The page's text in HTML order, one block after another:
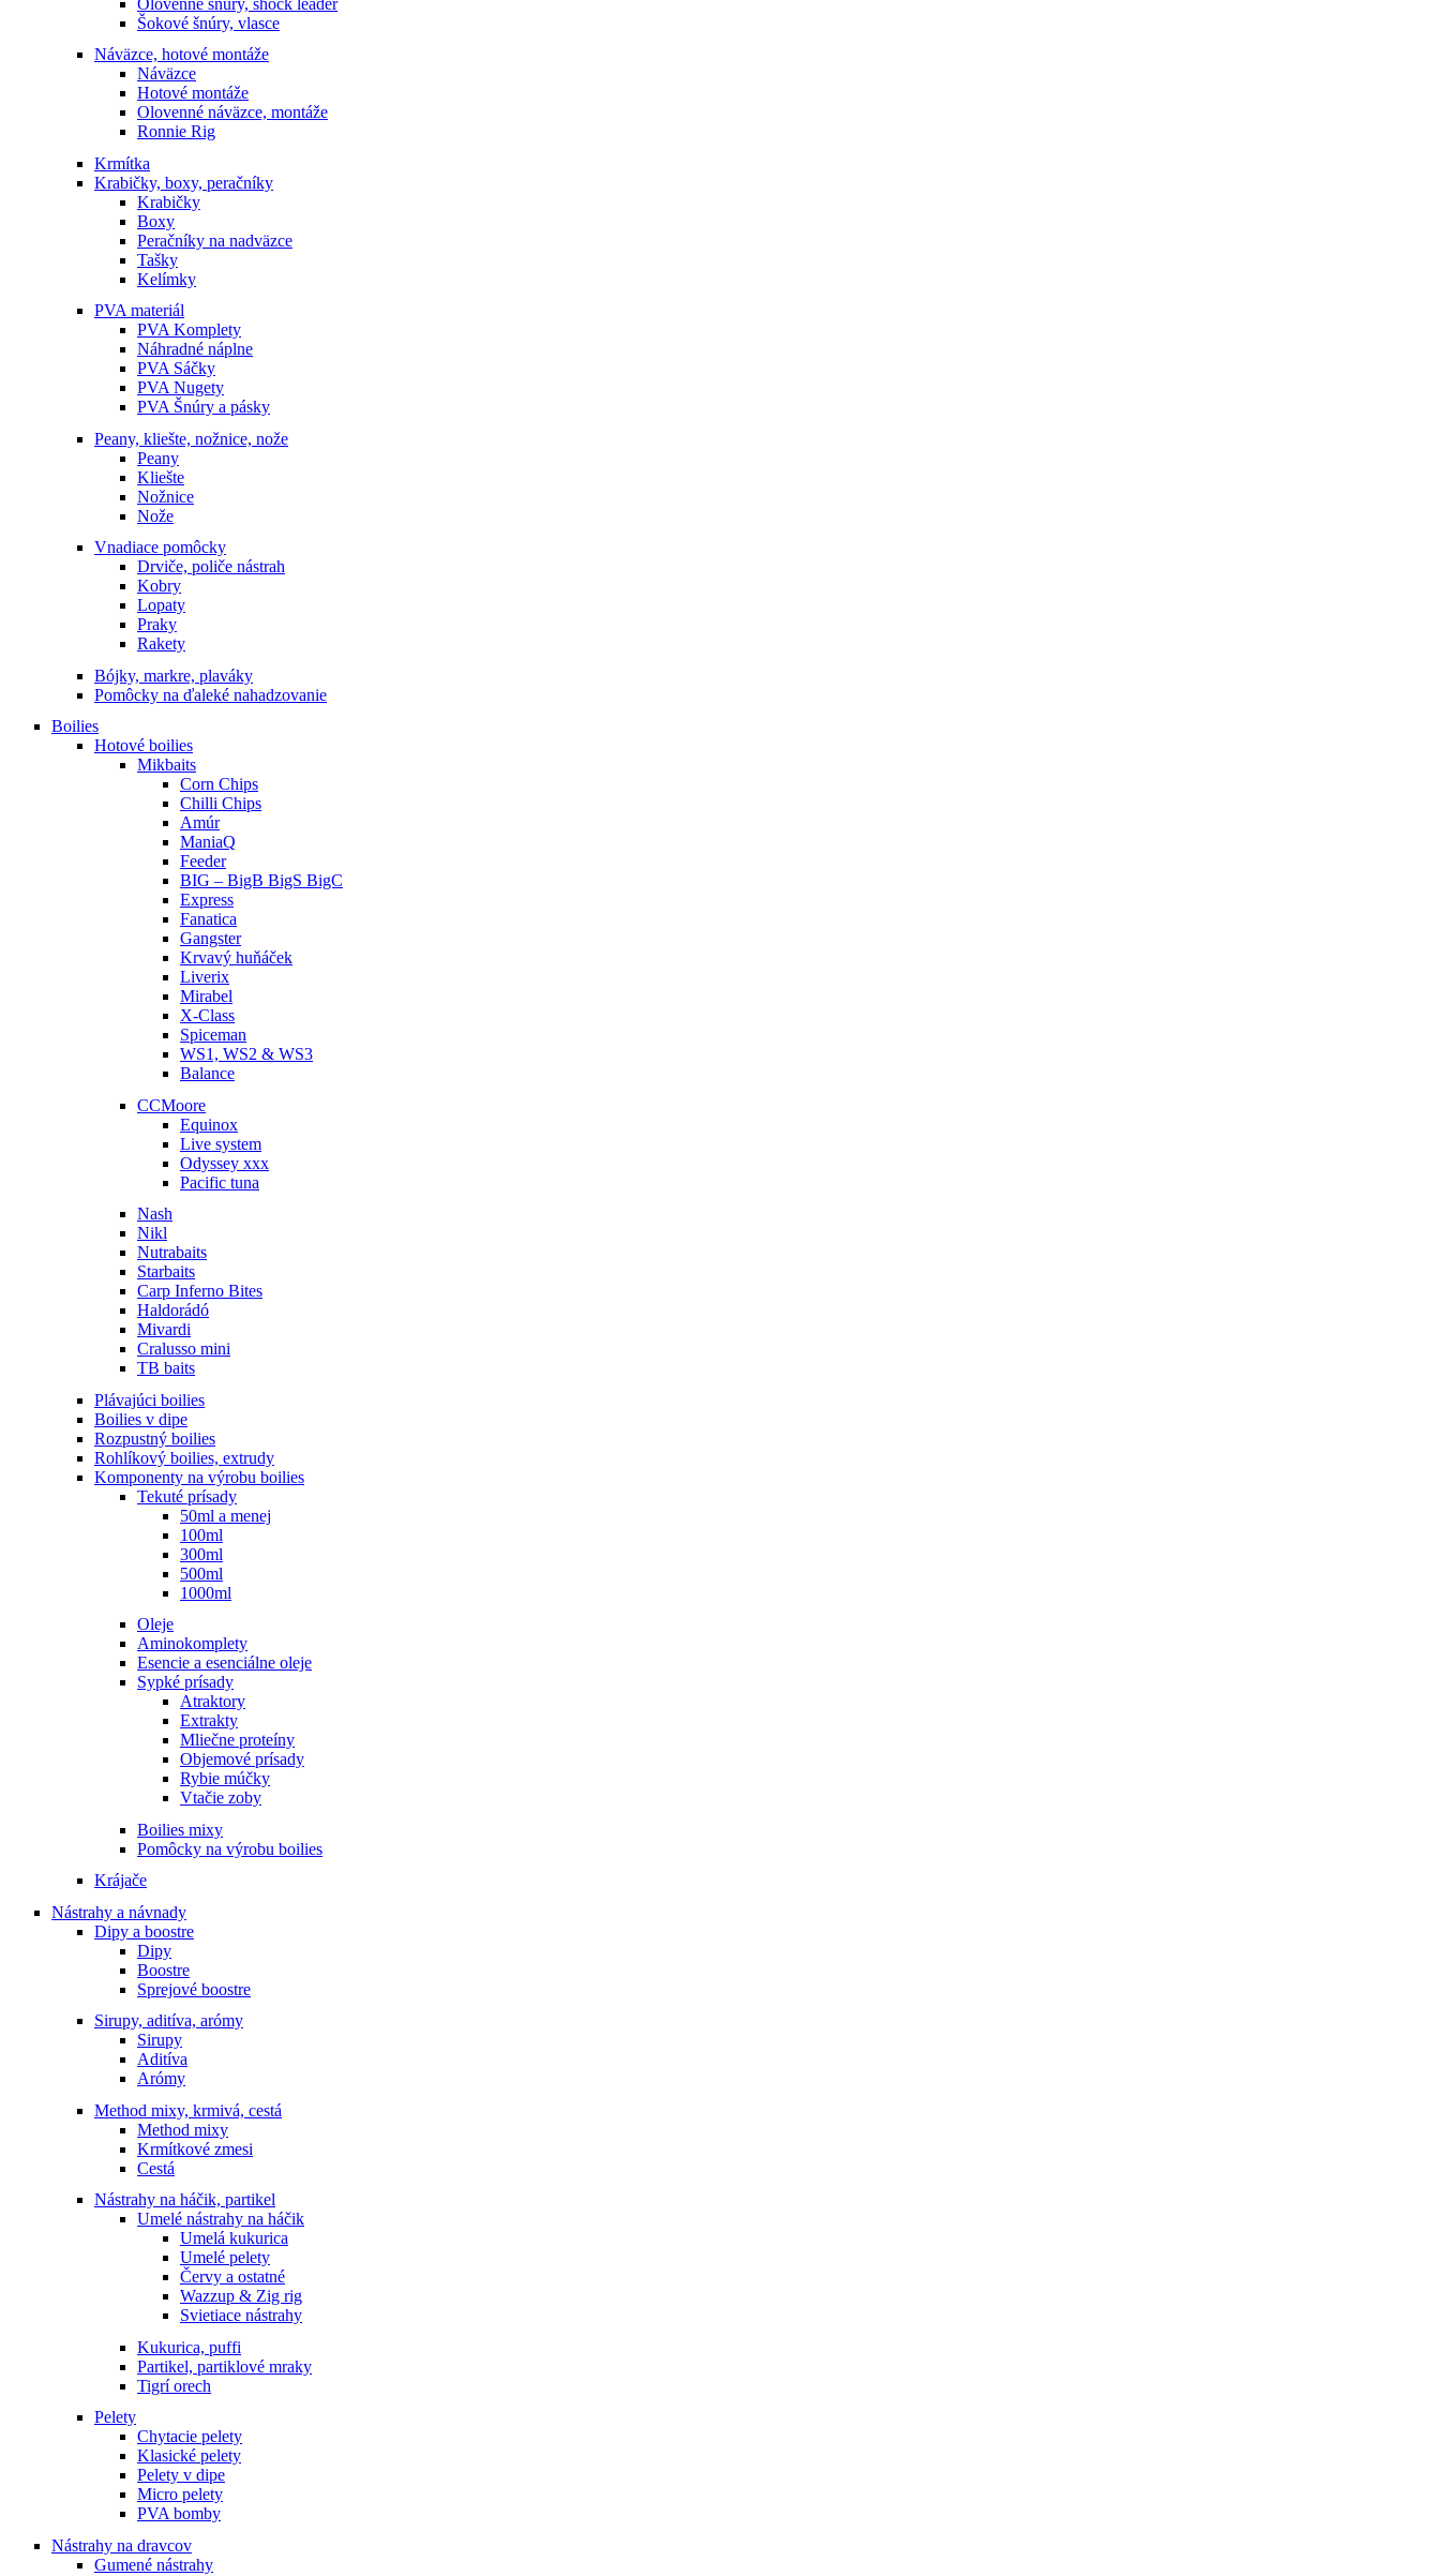
Šokové šnúry, vlasce
Náväzce, hotové montáže
Náväzce
Hotové montáže
Olovenné náväzce, montáže
Ronnie Rig
Krmítka
Krabičky, boxy, peračníky
Krabičky
Boxy
Peračníky na nadväzce
Tašky
Kelímky
PVA materiál
PVA Komplety
Náhradné náplne
PVA Sáčky
PVA Nugety
PVA Šnúry a pásky
Peany, kliešte, nožnice, nože
Peany
Kliešte
Nožnice
Nože
Vnadiace pomôcky
Drviče, poliče nástrah
Kobry
Lopaty
Praky
Rakety
Bójky, markre, plaváky
Pomôcky na ďaleké nahadzovanie
Boilies
Hotové boilies
Mikbaits
Corn Chips
Chilli Chips
Amúr
ManiaQ
Feeder
BIG – BigB BigS BigC
Express
Fanatica
Gangster
Krvavý huňáček
Liverix
Mirabel
X-Class
Spiceman
WS1, WS2 & WS3
Balance
CCMoore
Equinox
Live system
Odyssey xxx
Pacific tuna
Nash
Nikl
Nutrabaits
Starbaits
Carp Inferno Bites
Haldorádó
Mivardi
Cralusso mini
TB baits
Plávajúci boilies
Boilies v dipe
Rozpustný boilies
Rohlíkový boilies, extrudy
Komponenty na výrobu boilies
Tekuté prísady
50ml a menej
100ml
300ml
500ml
1000ml
Oleje
Aminokomplety
Esencie a esenciálne oleje
Sypké prísady
Atraktory
Extrakty
Mliečne proteíny
Objemové prísady
Rybie múčky
Vtačie zoby
Boilies mixy
Pomôcky na výrobu boilies
Krájače
Nástrahy a návnady
Dipy a boostre
Dipy
Boostre
Sprejové boostre
Sirupy, aditíva, arómy
Sirupy
Aditíva
Arómy
Method mixy, krmivá, cestá
Method mixy
Krmítkové zmesi
Cestá
Nástrahy na háčik, partikel
Umelé nástrahy na háčik
Umelá kukurica
Umelé pelety
Červy a ostatné
Wazzup & Zig rig
Svietiace nástrahy
Kukurica, puffi
Partikel, partiklové mraky
Tigrí orech
Pelety
Chytacie pelety
Klasické pelety
Pelety v dipe
Micro pelety
PVA bomby
Nástrahy na dravcov
Gumené nástrahy